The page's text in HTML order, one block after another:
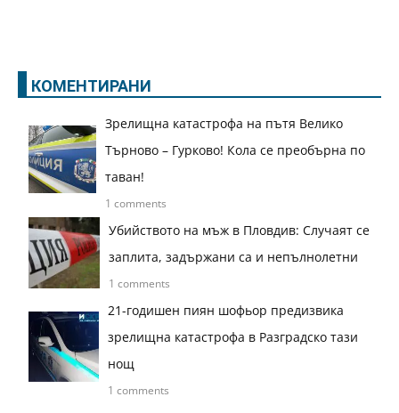
КОМЕНТИРАНИ
Зрелищна катастрофа на пътя Велико
Търново – Гурково! Кола се преобърна по
таван!
1 comments
Убийството на мъж в Пловдив: Случаят се
заплита, задържани са и непълнолетни
1 comments
21-годишен пиян шофьор предизвика
зрелищна катастрофа в Разградско тази
нощ
1 comments